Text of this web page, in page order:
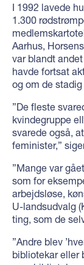
I 1992 lavede
1.300
Aarhus,
var blandt
havde fortsat
og om de
”De fleste
kvindegruppe
svarede også,
feminister,”
”Mange var
som for
arbejdsløse,
U-landsudvalg
ting, som de
”Andre blev
bibliotekar eller